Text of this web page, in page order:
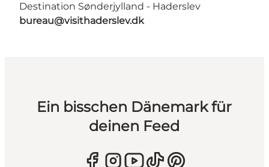
Destination Sønderjylland - Haderslev
bureau@visithaderslev.dk
Ein bisschen Dänemark für
deinen Feed